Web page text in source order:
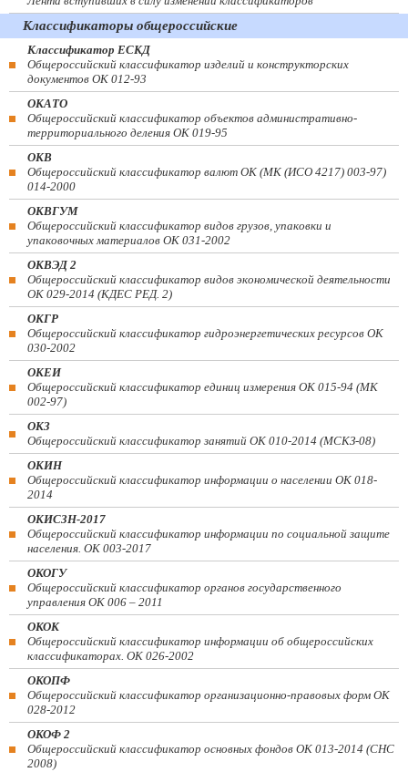
Классификаторы общероссийские
Классификатор ЕСКД
Общероссийский классификатор изделий и конструкторских
документов ОК 012-93
ОКАТО
Общероссийский классификатор объектов административно-
территориального деления ОК 019-95
ОКВ
Общероссийский классификатор валют ОК (МК (ИСО 4217) 003-97)
014-2000
ОКВГУМ
Общероссийский классификатор видов грузов, упаковки и
упаковочных материалов ОК 031-2002
ОКВЭД 2
Общероссийский классификатор видов экономической деятельности
ОК 029-2014 (КДЕС РЕД. 2)
ОКГР
Общероссийский классификатор гидроэнергетических ресурсов ОК
030-2002
ОКЕИ
Общероссийский классификатор единиц измерения ОК 015-94 (МК
002-97)
ОКЗ
Общероссийский классификатор занятий ОК 010-2014 (МСКЗ-08)
ОКИН
Общероссийский классификатор информации о населении ОК 018-
2014
ОКИСЗН-2017
Общероссийский классификатор информации по социальной защите
населения. ОК 003-2017
ОКОГУ
Общероссийский классификатор органов государственного
управления ОК 006 – 2011
ОКОК
Общероссийский классификатор информации об общероссийских
классификаторах. ОК 026-2002
ОКОПФ
Общероссийский классификатор организационно-правовых форм ОК
028-2012
ОКОФ 2
Общероссийский классификатор основных фондов ОК 013-2014 (СНС
2008)